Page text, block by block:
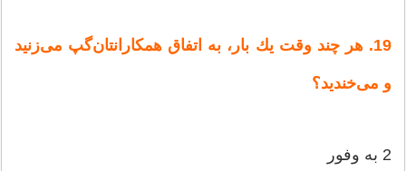
19. هر چند وقت‌ یك‌ بار، به‌ اتفاق‌ همكارانتان‌گپ‌ می‌زنید
و می‌خندید؟
2 به‌ وفور